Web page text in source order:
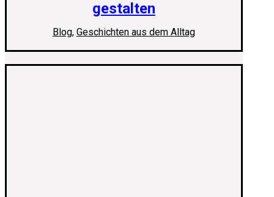
gestalten
Blog, Geschichten aus dem Alltag